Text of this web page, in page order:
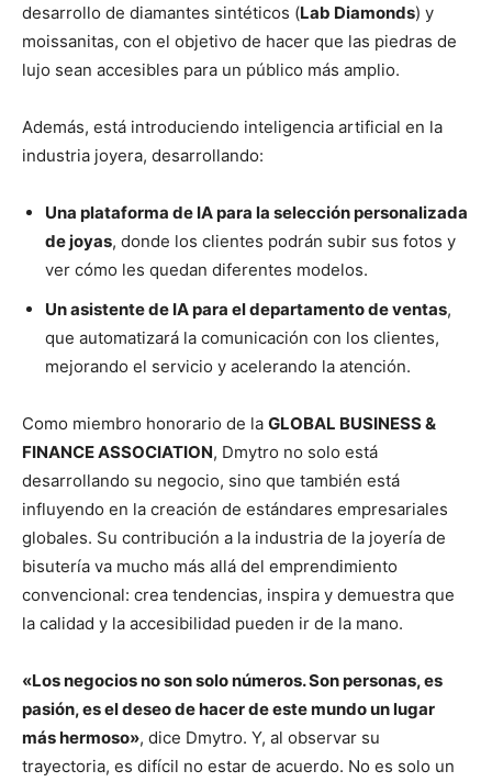
desarrollo de diamantes sintéticos (Lab Diamonds) y
moissanitas, con el objetivo de hacer que las piedras de
lujo sean accesibles para un público más amplio.
Además, está introduciendo inteligencia artificial en la
industria joyera, desarrollando:
Una plataforma de IA para la selección personalizada
de joyas, donde los clientes podrán subir sus fotos y
ver cómo les quedan diferentes modelos.
Un asistente de IA para el departamento de ventas,
que automatizará la comunicación con los clientes,
mejorando el servicio y acelerando la atención.
Como miembro honorario de la GLOBAL BUSINESS &
FINANCE ASSOCIATION, Dmytro no solo está
desarrollando su negocio, sino que también está
influyendo en la creación de estándares empresariales
globales. Su contribución a la industria de la joyería de
bisutería va mucho más allá del emprendimiento
convencional: crea tendencias, inspira y demuestra que
la calidad y la accesibilidad pueden ir de la mano.
«Los negocios no son solo números. Son personas, es
pasión, es el deseo de hacer de este mundo un lugar
más hermoso», dice Dmytro. Y, al observar su
trayectoria, es difícil no estar de acuerdo. No es solo un